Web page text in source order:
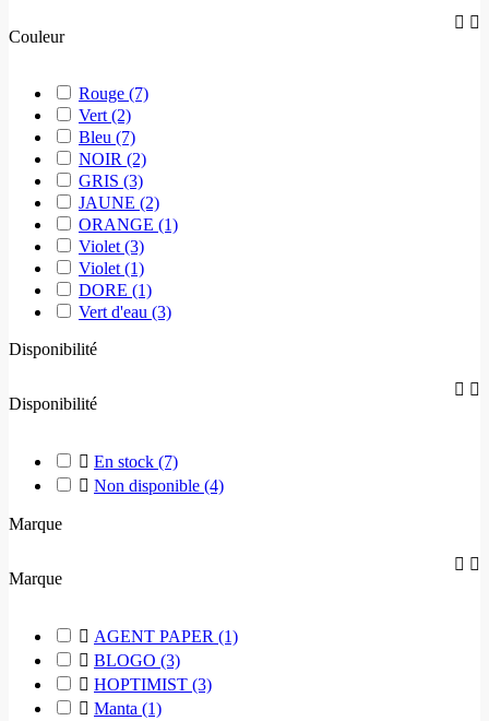
Couleur
 
Rouge (7)
Vert (2)
Bleu (7)
NOIR (2)
GRIS (3)
JAUNE (2)
ORANGE (1)
Violet (3)
Violet (1)
DORE (1)
Vert d'eau (3)
Disponibilité
Disponibilité
 
 En stock (7)
 Non disponible (4)
Marque
Marque
 
 AGENT PAPER (1)
 BLOGO (3)
 HOPTIMIST (3)
 Manta (1)